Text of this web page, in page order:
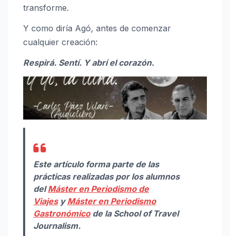
transforme.
Y como diría Agó, antes de comenzar
cualquier creación:
Respirá. Sentí. Y abrí el corazón.
Este artículo forma parte de las
prácticas realizadas por los alumnos
delMáster en Periodismo de
ViajesyMáster en Periodismo
Gastronómicode la School of Travel
Journalism.